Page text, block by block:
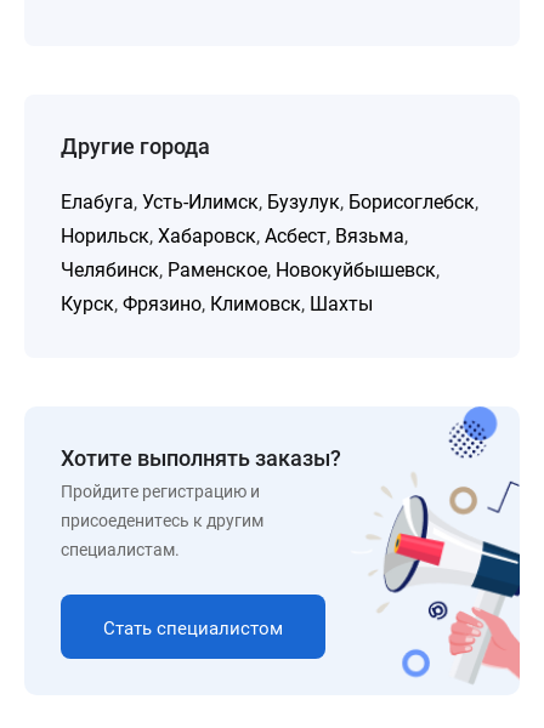
Другие города
Елабуга, Усть-Илимск, Бузулук, Борисоглебск,
Норильск, Хабаровск, Асбест, Вязьма,
Челябинск, Раменское, Новокуйбышевск,
Курск, Фрязино, Климовск, Шахты
Хотите выполнять заказы?
Пройдите регистрацию и
присоеденитесь к другим
специалистам.
Стать специалистом